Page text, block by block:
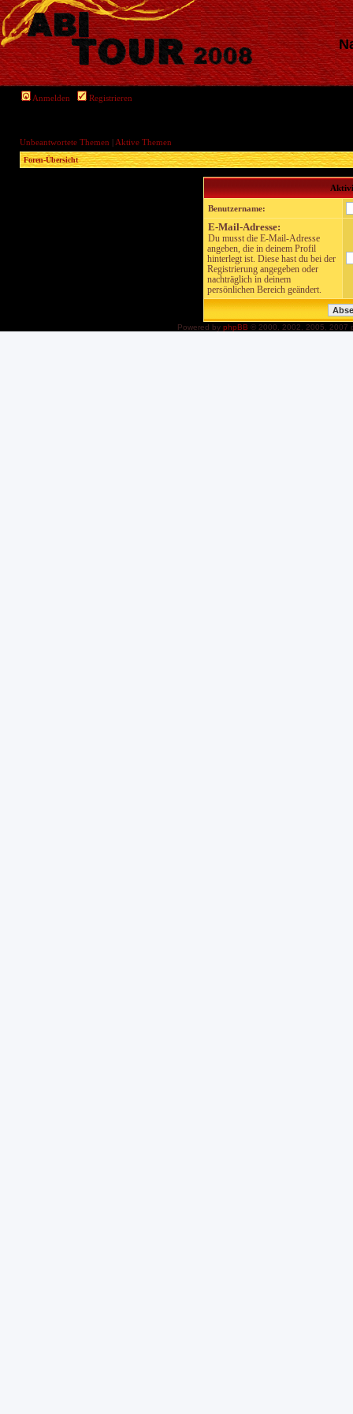
Anmelden Registrieren
Unbeantwortete Themen | Aktive Themen
Foren-Übersicht
Benutzername:
E-Mail-Adresse:
Du musst die E-Mail-Adresse
angeben, die in deinem Profil
hinterlegt ist. Diese hast du bei der
Registrierung angegeben oder
nachträglich in deinem
persönlichen Bereich geändert.
Powered by phpBB © 2000, 2002, 2005, 2007